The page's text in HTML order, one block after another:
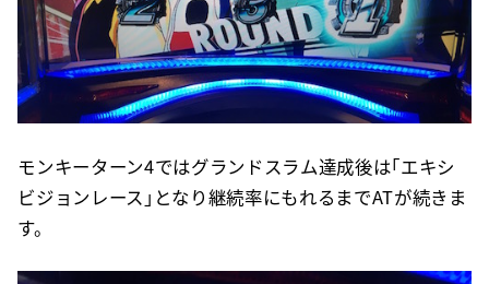
モンキーターン4ではグランドスラム達成後は「エキシ
ビジョンレース」となり継続率にもれるまでATが続きま
す。